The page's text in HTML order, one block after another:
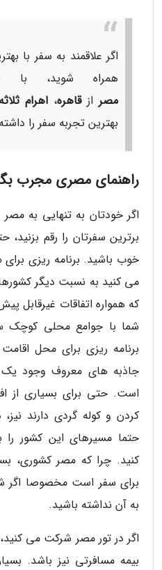
اگر علاقمند به سفر با
همراه شوید، با
مصر ازقاهره، اهرام ثلاثه
بهترین تجربه سفر را
راهنمای مصری مجرب
اگر خودتان به تنهایی به
برترین سفرتان را رقم بزنید،
خوب باشید. برنامه ریزی
می کنید به نسبت دیگر
که همواره اتفاقات غیرقابل
شما با جوامع محلی کوچک
برنامه ریزی برای محل
جاذبه های معروف وجود یک
است. حتی برای بسیاری از
کردن و کوله گردی دارند
حتما مسیرهای این کشور را
کنید. چرا که مصر کشوری،
برای سفر است مخصوصا اگر
به آن نداشته باشید.
اگر در تور مصر شرکت می
بیمه مسافرتی نیز باشد.